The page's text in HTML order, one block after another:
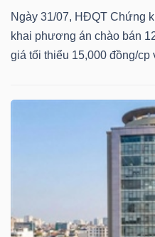
Ngày 31/07, HĐQT Chứng
khai phương án chào bán
giá tối thiểu 15,000 đồng/cp
Tin
tức
(-)
Bài